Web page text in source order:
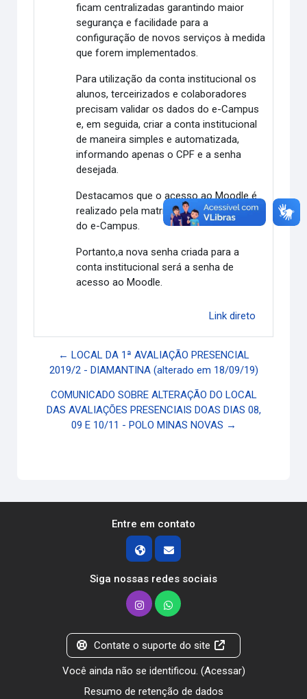
ficam centralizadas garantindo maior
segurança e facilidade para a
configuração de novos serviços à medida
que forem implementados.
Para utilização da conta institucional os
alunos, terceirizados e colaboradores
precisam validar os dados do e-Campus
e, em seguida, criar a conta institucional
de maneira simples e automatizada,
informando apenas o CPF e a senha
desejada.
Destacamos que o acesso ao Moodle é
realizado pela matrícula e mesma senha
do e-Campus.
Portanto,a nova senha criada para a
conta institucional será a senha de
acesso ao Moodle.
Link direto
← LOCAL DA 1ª AVALIAÇÃO PRESENCIAL
2019/2 - DIAMANTINA (alterado em 18/09/19)
COMUNICADO SOBRE ALTERAÇÃO DO LOCAL
DAS AVALIAÇÕES PRESENCIAIS DOAS DIAS 08,
09 E 10/11 - POLO MINAS NOVAS →
Entre em contato
Siga nossas redes sociais
Contate o suporte do site
Você ainda não se identificou. (Acessar)
Resumo de retenção de dados